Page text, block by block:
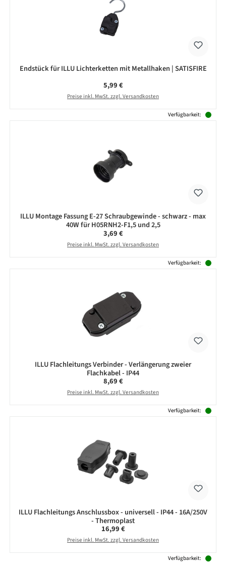
Endstück für ILLU Lichterketten mit Metallhaken | SATISFIRE
Regulärer Preis:
5,99 €
Preise inkl. MwSt. zzgl. Versandkosten
Verfügbarkeit:
ILLU Montage Fassung E-27 Schraubgewinde - schwarz - max
40W für H05RNH2-F1,5 und 2,5
Regulärer Preis:
3,69 €
Preise inkl. MwSt. zzgl. Versandkosten
Verfügbarkeit:
ILLU Flachleitungs Verbinder - Verlängerung zweier
Flachkabel - IP44
Regulärer Preis:
8,69 €
Preise inkl. MwSt. zzgl. Versandkosten
Verfügbarkeit:
ILLU Flachleitungs Anschlussbox - universell - IP44 - 16A/250V
- Thermoplast
Regulärer Preis:
16,99 €
Preise inkl. MwSt. zzgl. Versandkosten
Verfügbarkeit: